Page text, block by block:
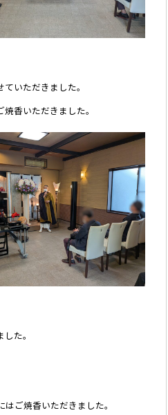
いただきました。
香いただきました。
た。
ご焼香いただきました。